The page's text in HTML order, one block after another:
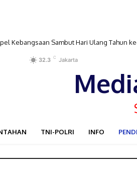
Kebangsaan Sambut Hari Ulang Tahun
Desa Cibaregbeg Salurkan Bantuan Air
32.3 C Jakarta
TNI-POLRI INFO